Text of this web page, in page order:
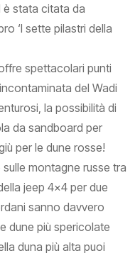
è stata citata da
‘I sette pilastri della
spettacolari punti
del Wadi
la possibilità di
da sandboard per
per le dune rosse!
montagne russe tra
jeep 4x4 per due
sanno davvero
dune più spericolate
duna più alta puoi